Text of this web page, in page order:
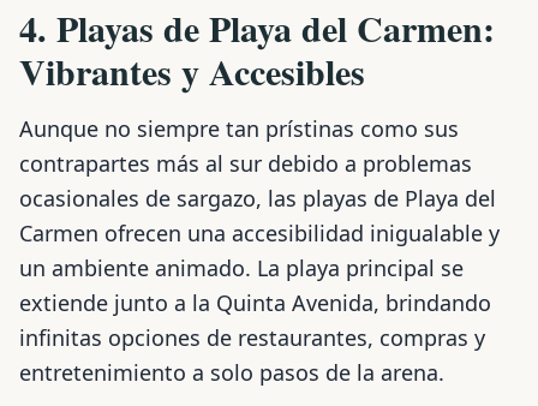
4. Playas de Playa del Carmen:
Vibrantes y Accesibles
Aunque no siempre tan prístinas como sus
contrapartes más al sur debido a problemas
ocasionales de sargazo, las playas de Playa del
Carmen ofrecen una accesibilidad inigualable y
un ambiente animado. La playa principal se
extiende junto a la Quinta Avenida, brindando
infinitas opciones de restaurantes, compras y
entretenimiento a solo pasos de la arena.